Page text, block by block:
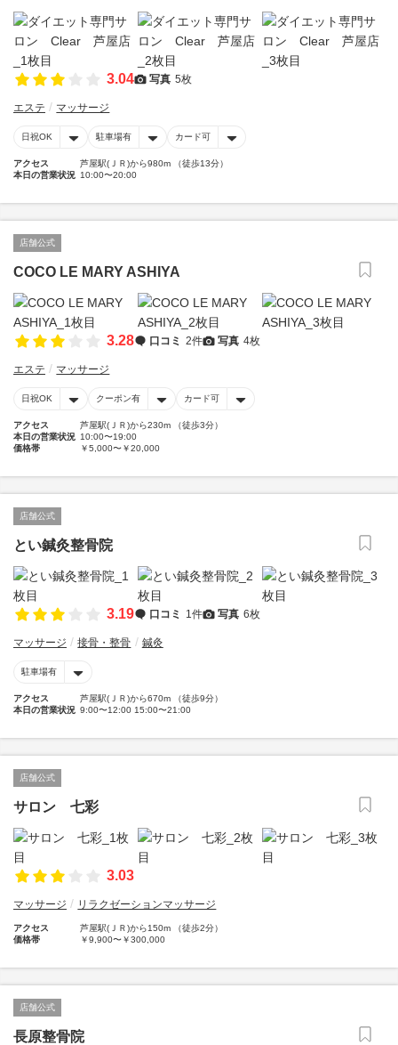
3.04 写真 5枚
エステ マッサージ
日祝OK 駐車場有 カード可
アクセス
芦屋駅(ＪＲ)から980m （徒歩13分）
本日の営業状況 10:00〜20:00
店舗公式
COCO LE MARY ASHIYA
3.28 口コミ 2件 写真 4枚
エステ マッサージ
日祝OK クーポン有 カード可
アクセス
芦屋駅(ＪＲ)から230m （徒歩3分）
本日の営業状況 10:00〜19:00
価格帯
￥5,000〜￥20,000
店舗公式
とい鍼灸整骨院
3.19 口コミ 1件 写真 6枚
マッサージ 接骨・整骨 鍼灸
駐車場有
アクセス
芦屋駅(ＪＲ)から670m （徒歩9分）
本日の営業状況 9:00〜12:00 15:00〜21:00
店舗公式
サロン 七彩
3.03
マッサージ リラクゼーションマッサージ
アクセス
芦屋駅(ＪＲ)から150m （徒歩2分）
価格帯
￥9,900〜￥300,000
店舗公式
長原整骨院